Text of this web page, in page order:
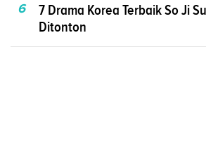
6
7 Drama Korea Terbaik So Ji
Ditonton